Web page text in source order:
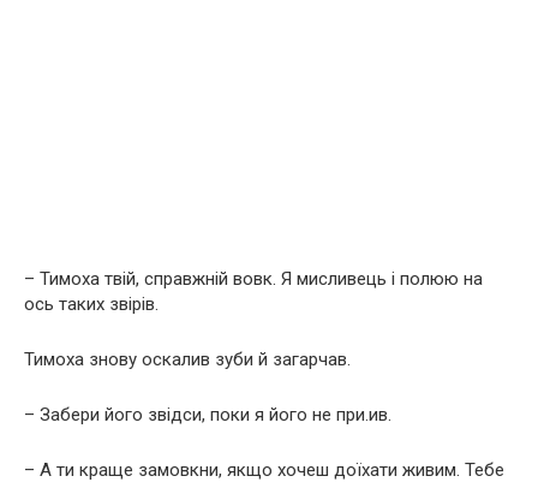
– Тимоха твій, справжній вовк. Я мисливець і полюю на
ось таких звірів.
Тимоха знову оскалив зуби й загарчав.
– Забери його звідси, поки я його не при.ив.
– А ти краще замовкни, якщо хочеш доїхати живим. Тебе